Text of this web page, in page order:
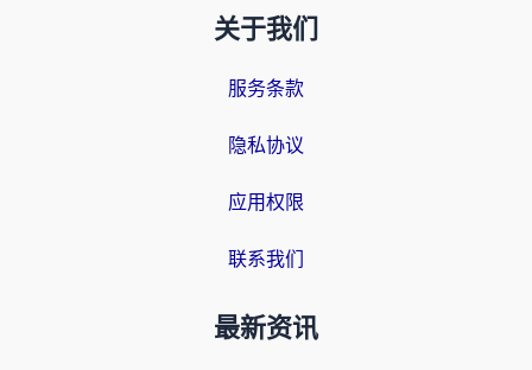
关于我们
服务条款
隐私协议
应用权限
联系我们
最新资讯